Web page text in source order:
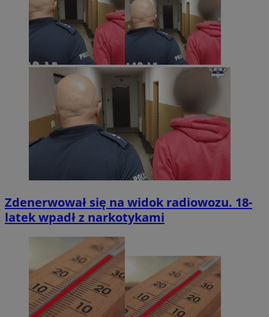
Zdenerwował się na widok radiowozu. 18-
latek wpadł z narkotykami